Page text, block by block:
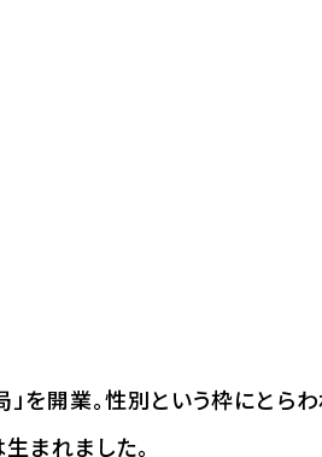
を開業。性別という枠にとら
まれました。